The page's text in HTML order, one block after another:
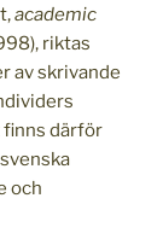
academic
riktas
av skrivande
därför
och